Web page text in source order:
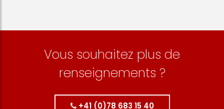
Vous souhaitez plus de
renseignements ?
+41 (0)78 683 15 40